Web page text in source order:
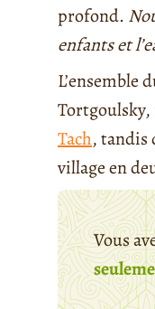
profond.
enfants et
L’ensemble
Tortgoulsky,
Tach, tandis
village en
Vous